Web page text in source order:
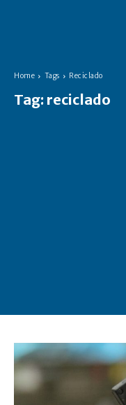
Home Tags Reciclado
Tag: reciclado